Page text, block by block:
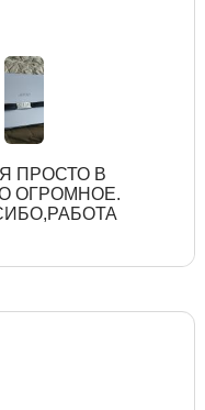
Я ПРОСТО В
ОГРОМНОЕ.